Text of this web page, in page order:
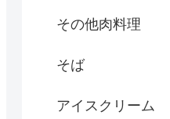
その他肉料理
そば
アイスクリーム